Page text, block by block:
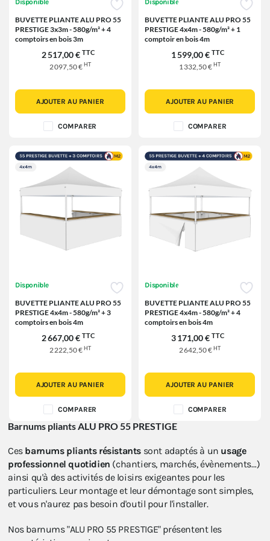
BUVETTE PLIANTE ALU PRO 55
PRESTIGE 3x3m - 580g/m² + 4
comptoirs en bois 3m
2 517,00 € TTC
2 097,50 € HT
AJOUTER AU PANIER
COMPARER
BUVETTE PLIANTE ALU PRO 55
PRESTIGE 4x4m - 580g/m² + 1
comptoir en bois 4m
1 599,00 € TTC
1 332,50 €HT
AJOUTER AU PANIER
COMPARER
Disponible
BUVETTE PLIANTE ALU PRO 55
PRESTIGE 4x4m - 580g/m² + 3
comptoirs en bois 4m
2 667,00 € TTC
2 222,50 €HT
AJOUTER AU PANIER
COMPARER
Disponible
BUVETTE PLIANTE ALU PRO 55
PRESTIGE 4x4m - 580g/m² + 4
comptoirs en bois 4m
3 171,00 € TTC
2 642,50 €HT
AJOUTER AU PANIER
COMPARER
Barnums pliants ALU PRO 55 PRESTIGE
Ces barnums pliants résistants sont adaptés à un usage
professionnel quotidien (chantiers, marchés, évènements…)
ainsi qu'à des activités de loisirs exigeantes pour les
particuliers. Leur montage et leur démontage sont simples,
et vous n'aurez pas besoin d'outil pour l'installer.
Nos barnums "ALU PRO 55 PRESTIGE" présentent les